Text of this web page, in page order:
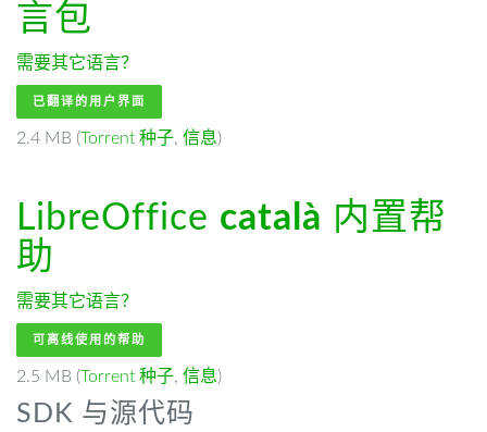
言包
需要其它语言？
已翻译的用户界面
2.4 MB (Torrent 种子, 信息)
LibreOffice català 内置帮
助
需要其它语言？
可离线使用的帮助
2.5 MB (Torrent 种子, 信息)
SDK 与源代码